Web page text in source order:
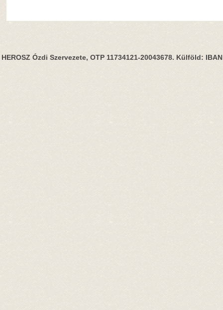
HEROSZ Ózdi Szervezete, OTP 11734121-20043678. Külföld: